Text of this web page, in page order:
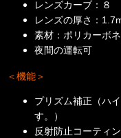
レンズカーブ：８
レンズの厚さ：
素材：ポリカーボ
夜間の運転可
＜機能＞
プリズム補正（ハ
す。）
反射防止コーティ